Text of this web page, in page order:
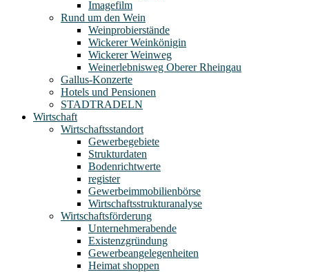
Imagefilm
Rund um den Wein
Weinprobierstände
Wickerer Weinkönigin
Wickerer Weinweg
Weinerlebnisweg Oberer Rheingau
Gallus-Konzerte
Hotels und Pensionen
STADTRADELN
Wirtschaft
Wirtschaftsstandort
Gewerbegebiete
Strukturdaten
Bodenrichtwerte
register
Gewerbeimmobilienbörse
Wirtschaftsstrukturanalyse
Wirtschaftsförderung
Unternehmerabende
Existenzgründung
Gewerbeangelegenheiten
Heimat shoppen